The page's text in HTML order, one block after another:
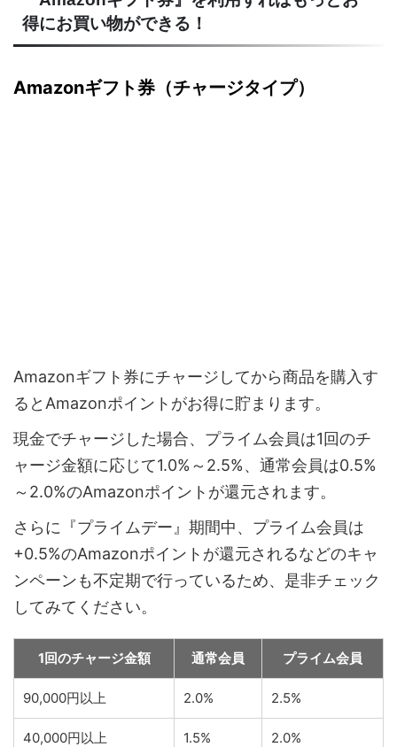
得にお買い物ができる！
Amazonギフト券（チャージタイプ）
Amazonギフト券にチャージしてから商品を購入す
るとAmazonポイントがお得に貯まります。
現金でチャージした場合、プライム会員は1回のチ
ャージ金額に応じて1.0%～2.5%、通常会員は0.5%
～2.0%のAmazonポイントが還元されます。
さらに『プライムデー』期間中、プライム会員は
+0.5%のAmazonポイントが還元されるなどのキャ
ンペーンも不定期で行っているため、是非チェック
してみてください。
1回のチャージ金額 通常会員 プライム会員
90,000円以上 2.0% 2.5%
40,000円以上 1.5% 2.0%